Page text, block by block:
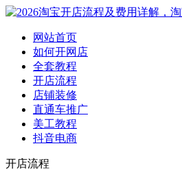
网站首页
如何开网店
全套教程
开店流程
店铺装修
直通车推广
美工教程
抖音电商
开店流程